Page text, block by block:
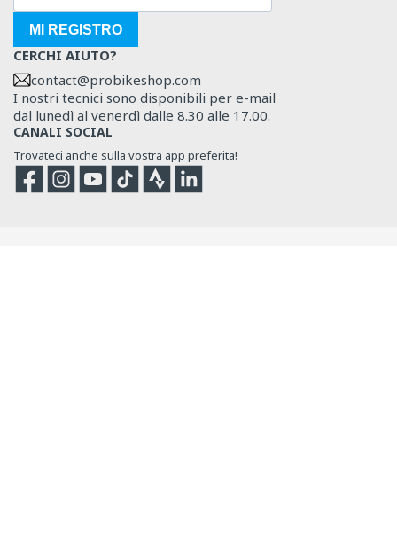
MI REGISTRO
CERCHI AIUTO?
contact@probikeshop.com
I nostri tecnici sono disponibili per e-mail
dal lunedì al venerdì dalle 8.30 alle 17.00.
CANALI SOCIAL
Trovateci anche sulla vostra app preferita!
FacebookInstagram
YouTubeTikTokStrava